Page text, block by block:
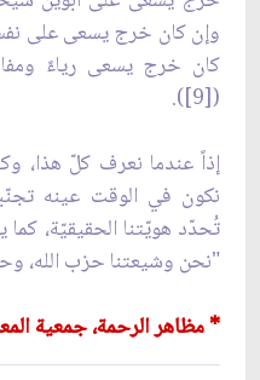
وإن كان خرج يسعى على
كان خرج يسعى رياءً
([9]).
إذاً عندما نعرف كلّ هذا،
نكون في الوقت عينه
تُحدّد هويّتنا الحقيقيّة، كما
"نحن وشيعتنا حزب الله،
* مظاهر الرحمة، جمعية